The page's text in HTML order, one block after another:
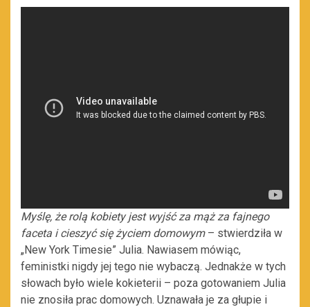
Myślę, że rolą kobiety jest wyjść za mąż za fajnego
faceta i cieszyć się życiem domowym– stwierdziła w
„New York Timesie” Julia. Nawiasem mówiąc,
feministki nigdy jej tego nie wybaczą. Jednakże w tych
słowach było wiele kokieterii – poza gotowaniem Julia
nie znosiła prac domowych. Uznawała je za głupie i